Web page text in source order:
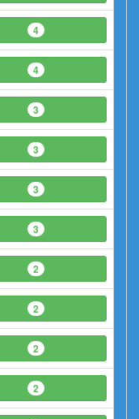
4
4
3
3
3
3
2
2
2
2